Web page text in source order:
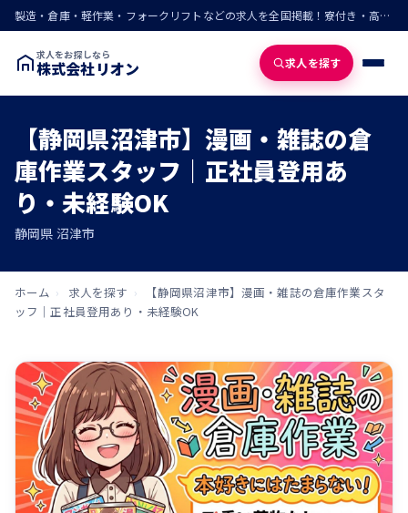
製造・倉庫・軽作業・フォークリフトなどの求人を全国掲載！寮付き・高収入・即入寮の仕事が見つかる
求人をお探しなら
株式会社リオン 求人を探す
【静岡県沼津市】漫画・雑誌の倉
庫作業スタッフ｜正社員登用あ
り・未経験OK
静岡県 沼津市
ホーム › 求人を探す ›
【静岡県沼津市】漫画・雑誌の倉庫作業スタ
ッフ｜正社員登用あり・未経験OK